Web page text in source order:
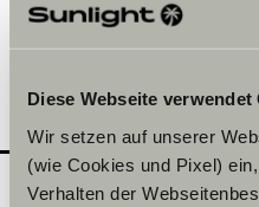
Diese Webseite verwendet
Wir setzen auf unserer
(wie Cookies und Pixel)
Verhalten der